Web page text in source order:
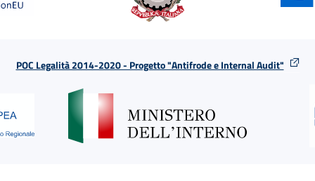
POC Legalità 2014-2020 - Progetto "Antifrode e Internal Audit"